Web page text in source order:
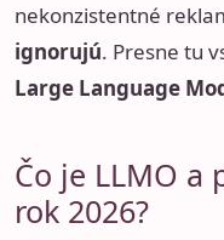
nekonzistentné
ignorujú. Presne tu
Large Language
Čo je LLMO a
rok 2026?